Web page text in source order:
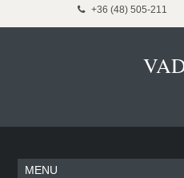
+36 (48) 505-211